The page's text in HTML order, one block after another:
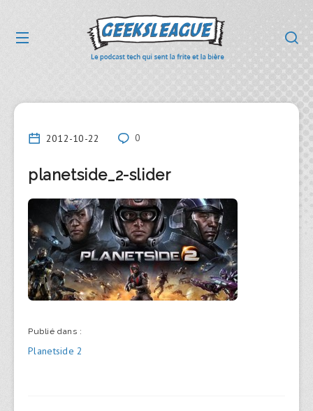
2012-10-22 0
planetside_2-slider
Publié dans :
Navigation
Planetside 2